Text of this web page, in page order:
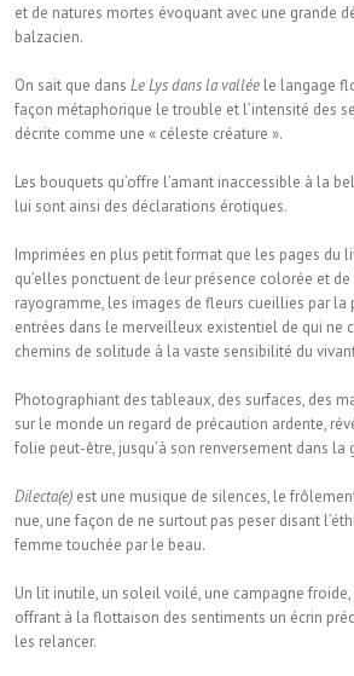
et de natures mortes évoquant avec une grande
balzacien.
On sait que dans Le Lys dans la vallée le langage
façon métaphorique le trouble et l’intensité des
décrite comme une « céleste créature ».
Les bouquets qu’offre l’amant inaccessible à la
lui sont ainsi des déclarations érotiques.
Imprimées en plus petit format que les pages du
qu’elles ponctuent de leur présence colorée et
rayogramme, les images de fleurs cueillies par la
entrées dans le merveilleux existentiel de qui ne
chemins de solitude à la vaste sensibilité du
Photographiant des tableaux, des surfaces, des
sur le monde un regard de précaution ardente,
folie peut-être, jusqu’à son renversement dans la
Dilecta(e) est une musique de silences, le
nue, une façon de ne surtout pas peser disant
femme touchée par le beau.
Un lit inutile, un soleil voilé, une campagne froide,
offrant à la flottaison des sentiments un écrin
les relancer.